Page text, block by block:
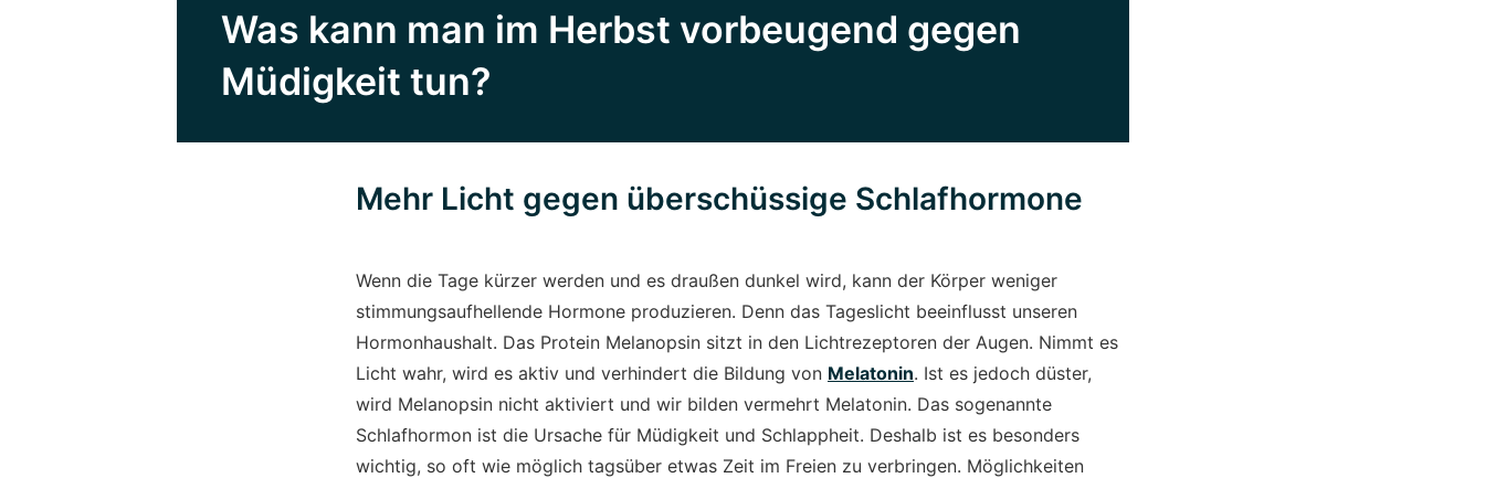
Was kann man im Herbst vorbeugend gegen
Müdigkeit tun?
Mehr Licht gegen überschüssige Schlafhormone
Wenn die Tage kürzer werden und es draußen dunkel wird, kann der Körper weniger
stimmungsaufhellende Hormone produzieren. Denn das Tageslicht beeinflusst unseren
Hormonhaushalt. Das Protein Melanopsin sitzt in den Lichtrezeptoren der Augen. Nimmt es
Licht wahr, wird es aktiv und verhindert die Bildung von Melatonin. Ist es jedoch düster,
wird Melanopsin nicht aktiviert und wir bilden vermehrt Melatonin. Das sogenannte
Schlafhormon ist die Ursache für Müdigkeit und Schlappheit. Deshalb ist es besonders
wichtig, so oft wie möglich tagsüber etwas Zeit im Freien zu verbringen. Möglichkeiten